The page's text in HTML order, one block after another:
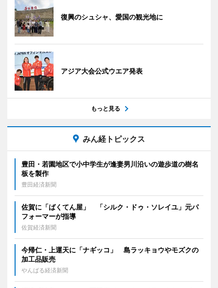
復興のシュシャ、愛国の観光地に
アジア大会公式ウエア発表
もっと見る
みん経トピックス
豊田・若園地区で小中学生が逢妻男川沿いの遊歩道の樹名
板を製作
豊田経済新聞
佐賀に「ばくてん屋」 「シルク・ドゥ・ソレイユ」元パ
フォーマーが指導
佐賀経済新聞
今帰仁・上運天に「ナギッコ」 島ラッキョウやモズクの
加工品販売
やんばる経済新聞